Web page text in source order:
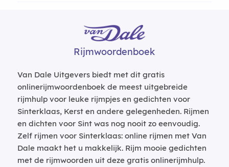
Rijmwoordenboek
Van Dale Uitgevers biedt met dit gratis
onlinerijmwoordenboek de meest uitgebreide
rijmhulp voor leuke rijmpjes en gedichten voor
Sinterklaas, Kerst en andere gelegenheden. Rijmen
en dichten voor Sint was nog nooit zo eenvoudig.
Zelf rijmen voor Sinterklaas: online rijmen met Van
Dale maakt het u makkelijk. Rijm mooie gedichten
met de rijmwoorden uit deze gratis onlinerijmhulp.